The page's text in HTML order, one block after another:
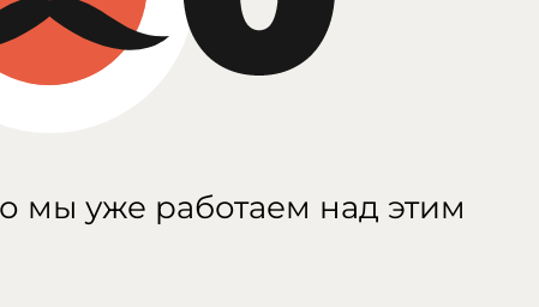
мы уже работаем над этим